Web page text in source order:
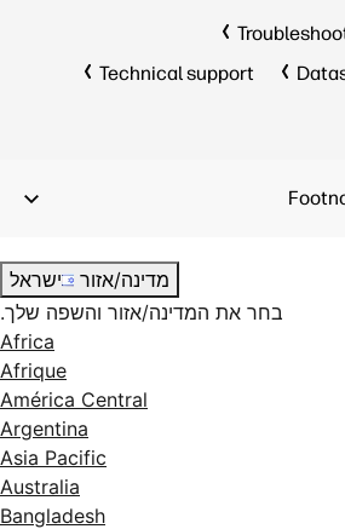
Technical support
מדינה/אזור
ישראל
בחר את המדינה/אזור והשפה שלך.
Africa
Afrique
América Central
Argentina
Asia Pacific
Australia
Bangladesh